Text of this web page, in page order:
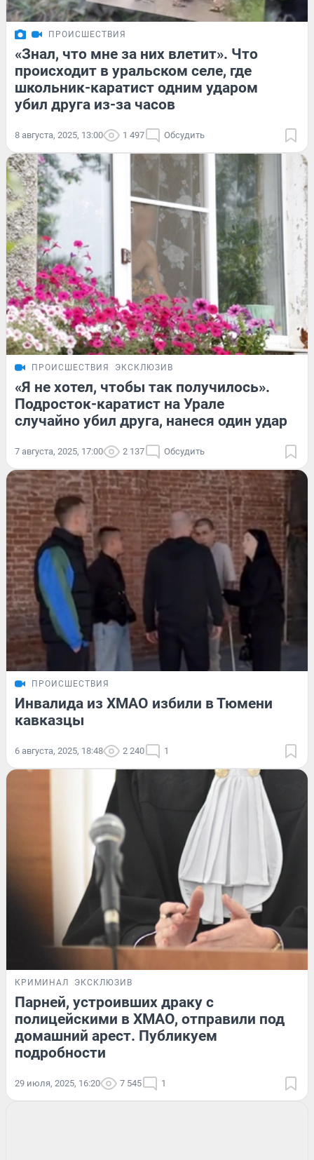
ПРОИСШЕСТВИЯ
«Знал, что мне за них влетит». Что
происходит в уральском селе, где
школьник-каратист одним ударом
убил друга из-за часов
8 августа, 2025, 13:00 1 497 Обсудить
ПРОИСШЕСТВИЯ ЭКСКЛЮЗИВ
«Я не хотел, чтобы так получилось».
Подросток-каратист на Урале
случайно убил друга, нанеся один удар
7 августа, 2025, 17:00 2 137 Обсудить
ПРОИСШЕСТВИЯ
Инвалида из ХМАО избили в Тюмени
кавказцы
6 августа, 2025, 18:48 2 240 1
КРИМИНАЛ ЭКСКЛЮЗИВ
Парней, устроивших драку с
полицейскими в ХМАО, отправили под
домашний арест. Публикуем
подробности
29 июля, 2025, 16:20 7 545 1